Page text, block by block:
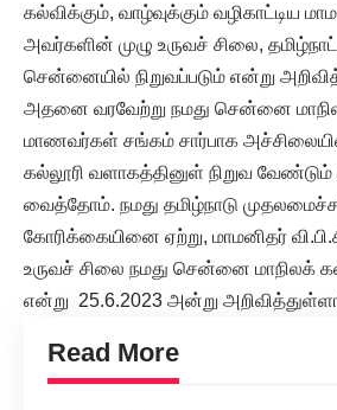
கல்விக்கும், வாழ்வுக்கும் வழிகாட்டிய
அவர்களின் முழு உருவச் சிலை,
சென்னையில் நிறுவப்படும் என்று
அதனை வரவேற்று நமது சென்னை
மாணவர்கள் சங்கம் சார்பாக
கல்லூரி வளாகத்தினுள் நிறுவ
வைத்தோம். நமது தமிழ்நாடு
கோரிக்கையினை ஏற்று, மாமனிதர்
உருவச் சிலை நமது சென்னை மாநிலக்
என்று 25.6.2023 அன்று
Read More